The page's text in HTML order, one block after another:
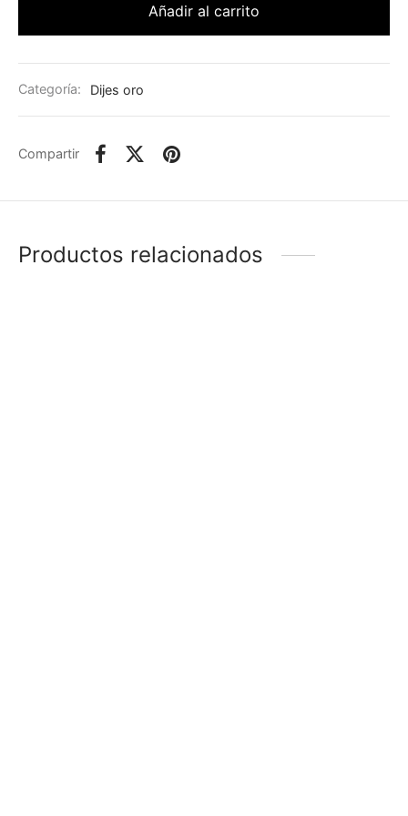
Añadir al carrito
Categoría: Dijes oro
Compartir
Productos relacionados